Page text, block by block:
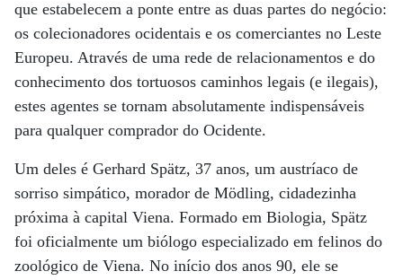
que estabelecem a ponte entre as duas partes do negócio:
os colecionadores ocidentais e os comerciantes no Leste
Europeu. Através de uma rede de relacionamentos e do
conhecimento dos tortuosos caminhos legais (e ilegais),
estes agentes se tornam absolutamente indispensáveis
para qualquer comprador do Ocidente.
Um deles é Gerhard Spätz, 37 anos, um austríaco de
sorriso simpático, morador de Mödling, cidadezinha
próxima à capital Viena. Formado em Biologia, Spätz
foi oficialmente um biólogo especializado em felinos do
zoológico de Viena. No início dos anos 90, ele se